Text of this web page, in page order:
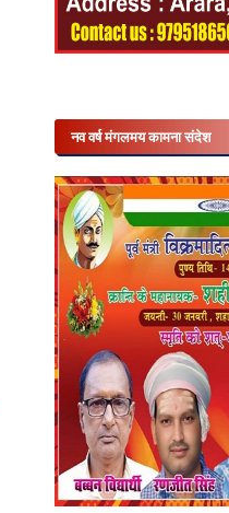
नव वर्ष मंगलमय कामना संदेश